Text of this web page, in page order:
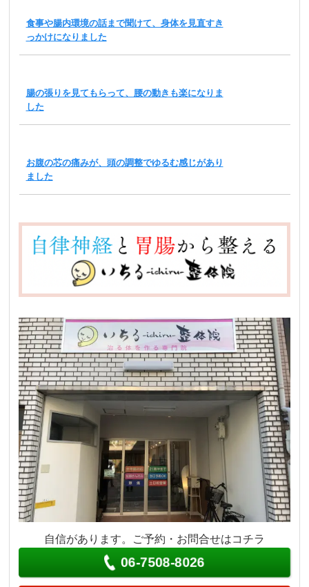
食事や腸内環境の話まで聞けて、身体を見直すき
っかけになりました
腸の張りを見てもらって、腰の動きも楽になりま
した
お腹の芯の痛みが、頭の調整でゆるむ感じがあり
ました
自信があります。ご予約・お問合せはコチラ
06-7508-8026